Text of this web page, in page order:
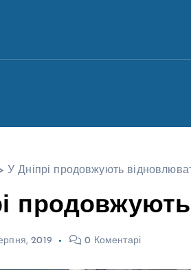
У Дніпрі продовжують
2019 0 Коментарі